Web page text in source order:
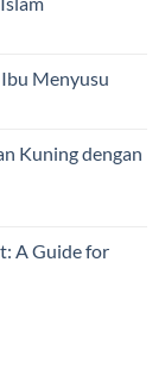
Menyusu
Kuning dengan
A Guide for